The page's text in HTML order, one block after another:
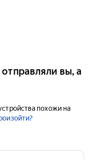
вы, а
похожи на